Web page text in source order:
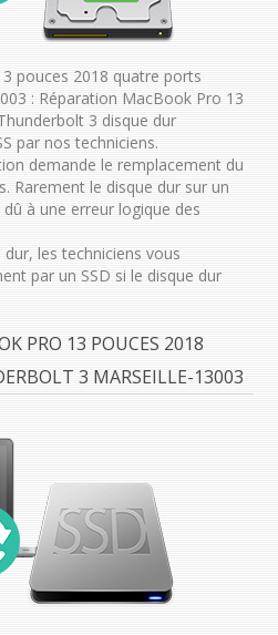
pouces 2018 quatre ports
: Réparation MacBook Pro 13
3 disque dur
par nos techniciens.
demande le remplacement du
Rarement le disque dur sur un
à une erreur logique des
les techniciens vous
par un SSD si le disque dur
PRO 13 POUCES 2018
3 MARSEILLE-13003